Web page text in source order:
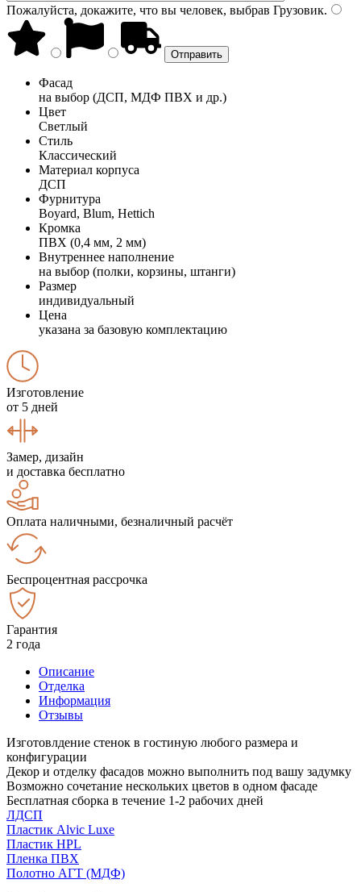
Пожалуйста, докажите, что вы человек, выбрав Грузовик.
Фасад
на выбор (ДСП, МДФ ПВХ и др.)
Цвет
Светлый
Стиль
Классический
Материал корпуса
ДСП
Фурнитура
Boyard, Blum, Hettich
Кромка
ПВХ (0,4 мм, 2 мм)
Внутреннее наполнение
на выбор (полки, корзины, штанги)
Размер
индивидуальный
Цена
указана за базовую комплектацию
Изготовление
от 5 дней
Замер, дизайн
и доставка бесплатно
Оплата наличными, безналичный расчёт
Беспроцентная рассрочка
Гарантия
2 года
Описание
Отделка
Информация
Отзывы
Изготовлдение стенок в гостиную любого размера и
конфигурации
Декор и отделку фасадов можно выполнить под вашу задумку
Возможно сочетание нескольких цветов в одном фасаде
Бесплатная сборка в течение 1-2 рабочих дней
ЛДСП
Пластик Alvic Luxe
Пластик HPL
Пленка ПВХ
Полотно АГТ (МДФ)